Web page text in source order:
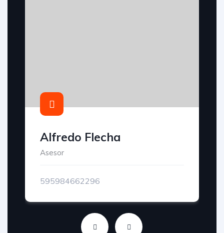
Alfredo Flecha
Asesor
595984662296